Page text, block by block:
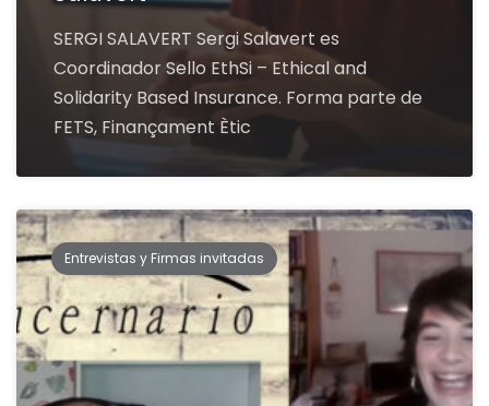
SERGI SALAVERT Sergi Salavert es
Coordinador Sello EthSi – Ethical and
Solidarity Based Insurance. Forma parte de
FETS, Finançament Ètic
Entrevistas y Firmas invitadas